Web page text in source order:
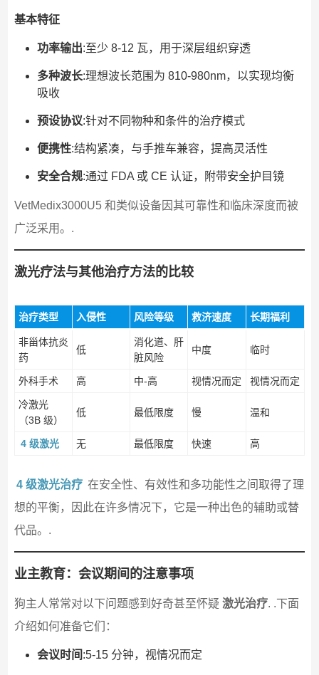
基本特征
功率输出:至少 8-12 瓦，用于深层组织穿透
多种波长:理想波长范围为 810-980nm，以实现均衡
吸收
预设协议:针对不同物种和条件的治疗模式
便携性:结构紧凑，与手推车兼容，提高灵活性
安全合规:通过 FDA 或 CE 认证，附带安全护目镜
VetMedix3000U5 和类似设备因其可靠性和临床深度而被
广泛采用。.
激光疗法与其他治疗方法的比较
治疗类型 入侵性 风险等级 救济速度 长期福利
非甾体抗炎
药
低
消化道、肝
脏风险
中度 临时
外科手术 高 中-高 视情况而定 视情况而定
冷激光
（3B 级）
低 最低限度 慢 温和
4 级激光 无 最低限度 快速 高
4 级激光治疗 在安全性、有效性和多功能性之间取得了理
想的平衡，因此在许多情况下，它是一种出色的辅助或替
代品。.
业主教育：会议期间的注意事项
狗主人常常对以下问题感到好奇甚至怀疑 激光治疗. .下面
介绍如何准备它们：
会议时间 :5-15 分钟，视情况而定